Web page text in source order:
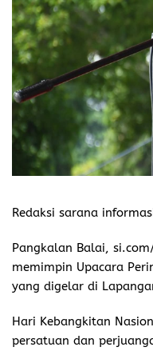
Redaksi sarana
Pangkalan Balai,
memimpin Upacara
yang digelar di
Hari Kebangkitan
persatuan dan